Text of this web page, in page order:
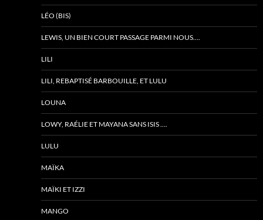
LÉO (BIS)
LEWIS, UN BIEN COURT PASSAGE PARMI NOUS….
LILI
LILI, REBAPTISÉ BARBOUILLE, ET LULU
LOUNA
LOWY, RAÉLIE ET MAYANA SANS ISIS ….
LULU
MAÏKA
MAÏKI ET IZZI
MANGO